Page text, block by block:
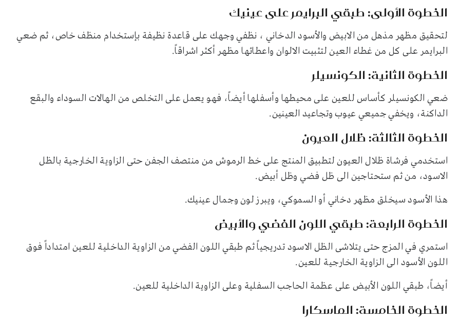
الخطوة الأولى: طبقي البرايمر على عينيك
لتحقيق مظهر مذهل من الابيض والأسود الدخاني ، نظفي وجهك على قاعدة نظيفة بإستخدام منظف خاص، ثم ضعي
البرايمر على كل من غطاء العين لتثبيت الالوان واعطائها مظهر أكثر اشراقاً.
الخطوة الثانية: الكونسيلر
ضعي الكونسيلر كأساس للعين على محيطها وأسفلها أيضاً، فهو يعمل على التخلص من الهالات السوداء والبقع
الداكنة، ويخفي جميعي عيوب وتجاعيد العينين.
الخطوة الثالثة: ظلال العيون
استخدمي فرشاة ظلال العيون لتطبيق المنتج على خط الرموش من منتصف الجفن حتى الزاوية الخارجية بالظل
الاسود، من ثم ستحتاجين الى ظل فضي وظل أبيض.
هذا الأسود سيخلق مظهر دخاني أو السموكي، ويبرز لون وجمال عينيك.
الخطوة الرابعة: طبقي اللون الفضي والأبيض
استمري في المزج حتى يتلاشى الظل الاسود تدريجياً ثم طبقي اللون الفضي من الزاوية الداخلية للعين امتداداً فوق
اللون الأسود الى الزاوية الخارجية للعين.
أيضاً، طبقي اللون الأبيض على عظمة الحاجب السفلية وعلى الزاوية الداخلية للعين.
الخطوة الخامسة: الماسكارا